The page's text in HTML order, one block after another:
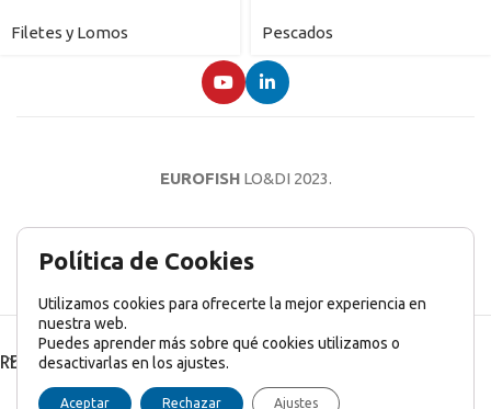
Filetes y Lomos Pescados
EUROFISHLO&DI 2023.
AVISO LEGAL POLÍTICA DE PRIVACIDAD
RECENT POSTS
Política de Cookies
Utilizamos cookies para ofrecerte la mejor experiencia en
nuestra web.
Puedes aprender más sobre qué cookies utilizamos o
desactivarlas en los ajustes.
Aceptar Rechazar Ajustes
English Inglés) Français(Francés